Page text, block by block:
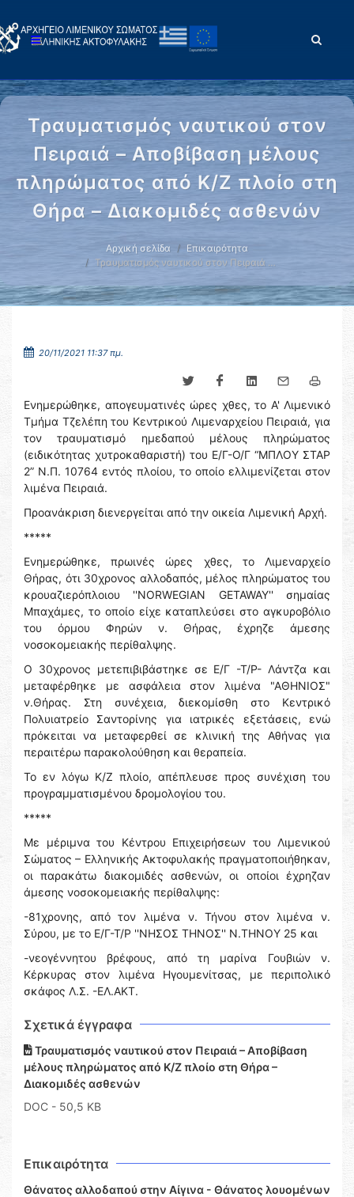
Τραυματισμός ναυτικού στον
Πειραιά – Αποβίβαση μέλους
πληρώματος από Κ/Ζ πλοίο στη
Θήρα – Διακομιδές ασθενών
Αρχική σελίδα
Επικαιρότητα
Τραυματισμός ναυτικού στον Πειραιά …
20/11/2021 11:37 πμ.
Ενημερώθηκε, απογευματινές ώρες χθες, το Α' Λιμενικό
Τμήμα Τζελέπη του Κεντρικού Λιμεναρχείου Πειραιά, για
τον τραυματισμό ημεδαπού μέλους πληρώματος
(ειδικότητας χυτροκαθαριστή) του Ε/Γ-Ο/Γ “ΜΠΛΟΥ ΣΤΑΡ
2” Ν.Π. 10764 εντός πλοίου, το οποίο ελλιμενίζεται στον
λιμένα Πειραιά.
Προανάκριση διενεργείται από την οικεία Λιμενική Αρχή.
*****
Ενημερώθηκε, πρωινές ώρες χθες, το Λιμεναρχείο
Θήρας, ότι 30χρονος αλλοδαπός, μέλος πληρώματος του
κρουαζιερόπλοιου ''NORWEGIAN GETAWAY'' σημαίας
Μπαχάμες, το οποίο είχε καταπλεύσει στο αγκυροβόλιο
του όρμου Φηρών ν. Θήρας, έχρηζε άμεσης
νοσοκομειακής περίθαλψης.
Ο 30χρονος μετεπιβιβάστηκε σε Ε/Γ -Τ/Ρ- Λάντζα και
μεταφέρθηκε με ασφάλεια στον λιμένα "ΑΘΗΝΙΟΣ"
ν.Θήρας. Στη συνέχεια, διεκομίσθη στο Κεντρικό
Πολυιατρείο Σαντορίνης για ιατρικές εξετάσεις, ενώ
πρόκειται να μεταφερθεί σε κλινική της Αθήνας για
περαιτέρω παρακολούθηση και θεραπεία.
Το εν λόγω Κ/Ζ πλοίο, απέπλευσε προς συνέχιση του
προγραμματισμένου δρομολογίου του.
*****
Με μέριμνα του Κέντρου Επιχειρήσεων του Λιμενικού
Σώματος – Ελληνικής Ακτοφυλακής πραγματοποιήθηκαν,
οι παρακάτω διακομιδές ασθενών, οι οποίοι έχρηζαν
άμεσης νοσοκομειακής περίθαλψης:
-81χρονης, από τον λιμένα ν. Τήνου στον λιμένα ν.
Σύρου, με το Ε/Γ-Τ/Ρ ''ΝΗΣΟΣ ΤΗΝΟΣ'' Ν.ΤΗΝΟΥ 25 και
-νεογέννητου βρέφους, από τη μαρίνα Γουβιών ν.
Κέρκυρας στον λιμένα Ηγουμενίτσας, με περιπολικό
σκάφος Λ.Σ. -ΕΛ.ΑΚΤ.
Σχετικά έγγραφα
Τραυματισμός ναυτικού στον Πειραιά – Αποβίβαση
μέλους πληρώματος από Κ/Ζ πλοίο στη Θήρα –
Διακομιδές ασθενών
DOC - 50,5 KB
Επικαιρότητα
Θάνατος αλλοδαπού στην Αίγινα - Θάνατος λουομένων